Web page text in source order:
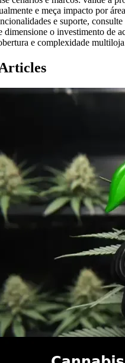
e meça impacto por
e suporte,
dimensione o investimento de
e complexidade